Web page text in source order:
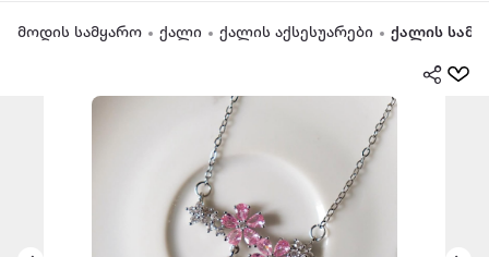
მოდის სამყარო ქალი ქალის აქსესუარები ქალის